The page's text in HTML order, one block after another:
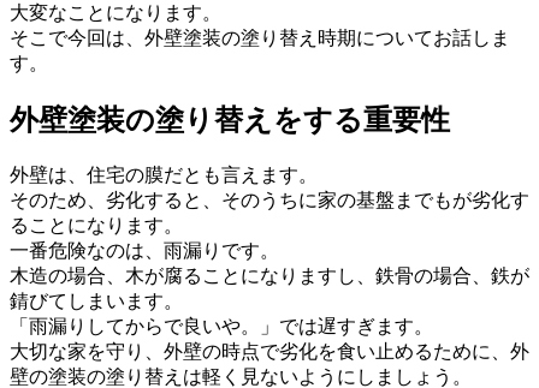
大変なことになります。
そこで今回は、外壁塗装の塗り替え時期についてお話しま
す。
外壁塗装の塗り替えをする重要性
外壁は、住宅の膜だとも言えます。
そのため、劣化すると、そのうちに家の基盤までもが劣化す
ることになります。
一番危険なのは、雨漏りです。
木造の場合、木が腐ることになりますし、鉄骨の場合、鉄が
錆びてしまいます。
「雨漏りしてからで良いや。」では遅すぎます。
大切な家を守り、外壁の時点で劣化を食い止めるために、外
壁の塗装の塗り替えは軽く見ないようにしましょう。